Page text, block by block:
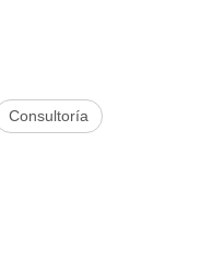
Consultoría